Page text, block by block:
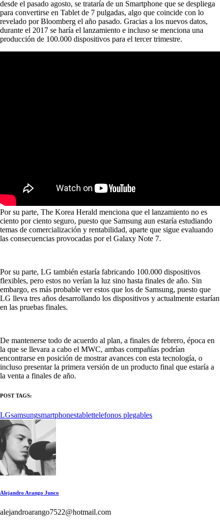
desde el pasado agosto, se trataría de un Smartphone que se despliega
para convertirse en Tablet de 7 pulgadas, algo que coincide con lo
revelado por Bloomberg el año pasado. Gracias a los nuevos datos,
durante el 2017 se haría el lanzamiento e incluso se menciona una
producción de 100.000 dispositivos para el tercer trimestre.
Por su parte, The Korea Herald menciona que el lanzamiento no es
ciento por ciento seguro, puesto que Samsung aun estaría estudiando
temas de comercialización y rentabilidad, aparte que sigue evaluando
las consecuencias provocadas por el Galaxy Note 7.
Por su parte, LG también estaría fabricando 100.000 dispositivos
flexibles, pero estos no verían la luz sino hasta finales de año. Sin
embargo, es más probable ver estos que los de Samsung, puesto que
LG lleva tres años desarrollando los dispositivos y actualmente estarían
en las pruebas finales.
De mantenerse todo de acuerdo al plan, a finales de febrero, época en
la que se llevara a cabo el MWC, ambas compañías podrían
encontrarse en posición de mostrar avances con esta tecnología, o
incluso presentar la primera versión de un producto final que estaría a
la venta a finales de año.
POST TAGS:
LGsamsungsmartphonestablettelefonos plegables
Alejandro Arango Junco
alejandroarango7522@hotmail.com